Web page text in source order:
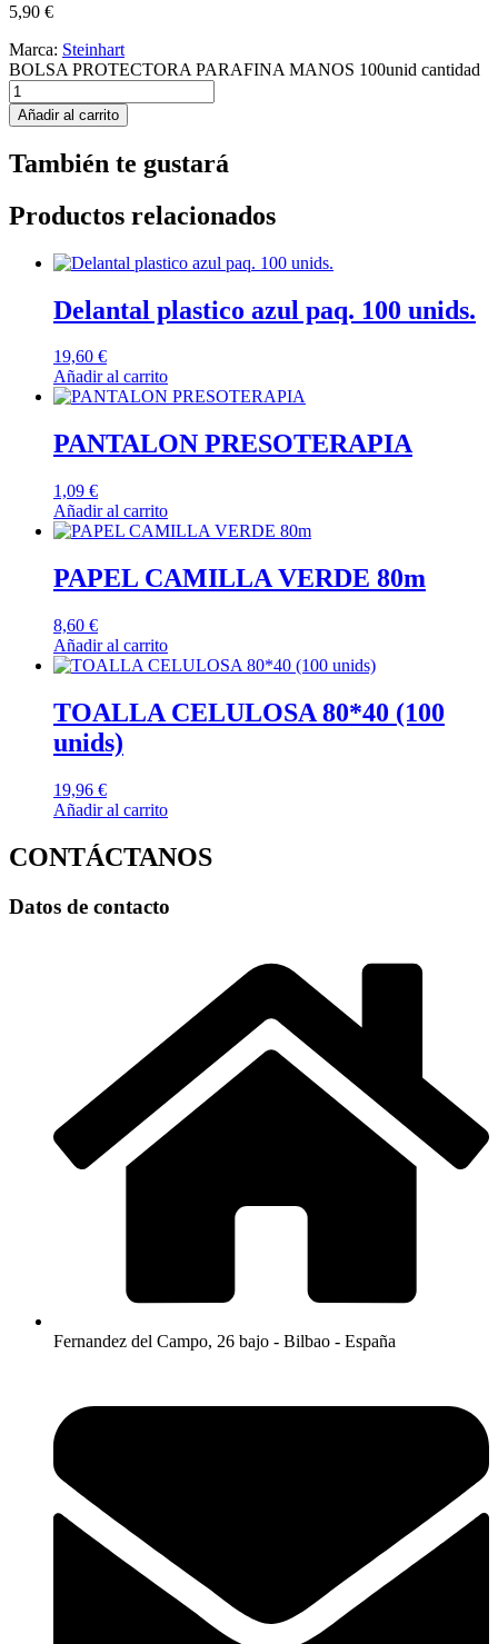
5,90 €
Marca: Steinhart
BOLSA PROTECTORA PARAFINA MANOS 100unid cantidad
Añadir al carrito
También te gustará
Productos relacionados
Delantal plastico azul paq. 100 unids.
19,60 €
Añadir al carrito
PANTALON PRESOTERAPIA
1,09 €
Añadir al carrito
PAPEL CAMILLA VERDE 80m
8,60 €
Añadir al carrito
TOALLA CELULOSA 80*40 (100
unids)
19,96 €
Añadir al carrito
CONTÁCTANOS
Datos de contacto
Fernandez del Campo, 26 bajo - Bilbao - España